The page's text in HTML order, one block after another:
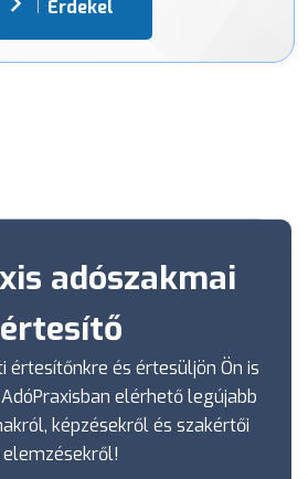
Érdekel
adószakmai
értesítő
értesítőnkre és értesüljön Ön is
elérhető legújabb
képzésekről és szakértői
elemzésekről!